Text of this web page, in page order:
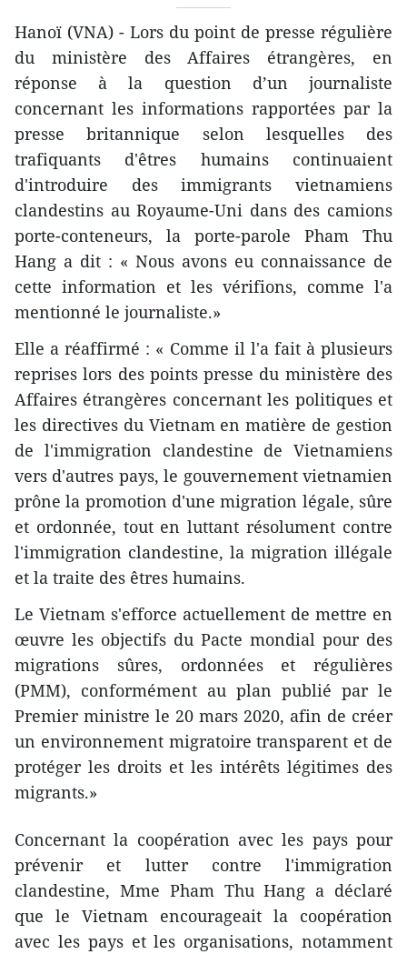
Hanoï (VNA) - Lors du point de presse régulière
du ministère des Affaires étrangères, en
réponse à la question d’un journaliste
concernant les informations rapportées par la
presse britannique selon lesquelles des
trafiquants d'êtres humains continuaient
d'introduire des immigrants vietnamiens
clandestins au Royaume-Uni dans des camions
porte-conteneurs, la porte-parole Pham Thu
Hang a dit : « Nous avons eu connaissance de
cette information et les vérifions, comme l'a
mentionné le journaliste.»
Elle a réaffirmé : « Comme il l'a fait à plusieurs
reprises lors des points presse du ministère des
Affaires étrangères concernant les politiques et
les directives du Vietnam en matière de gestion
de l'immigration clandestine de Vietnamiens
vers d'autres pays, le gouvernement vietnamien
prône la promotion d'une migration légale, sûre
et ordonnée, tout en luttant résolument contre
l'immigration clandestine, la migration illégale
et la traite des êtres humains.
Le Vietnam s'efforce actuellement de mettre en
œuvre les objectifs du Pacte mondial pour des
migrations sûres, ordonnées et régulières
(PMM), conformément au plan publié par le
Premier ministre le 20 mars 2020, afin de créer
un environnement migratoire transparent et de
protéger les droits et les intérêts légitimes des
migrants.»
Concernant la coopération avec les pays pour
prévenir et lutter contre l'immigration
clandestine, Mme Pham Thu Hang a déclaré
que le Vietnam encourageait la coopération
avec les pays et les organisations, notamment